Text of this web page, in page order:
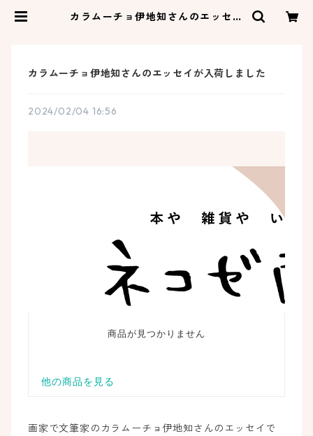
カラムーチョ伊地知さんのエッセイ
カラムーチョ伊地知さんのエッセイが入荷しました
2024/02/04 16:56
画家で文筆家のカラムーチョ伊地知さんのエッセイで